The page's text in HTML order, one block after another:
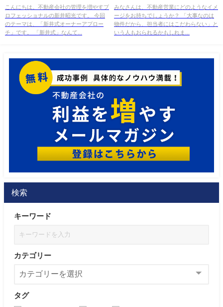
こんにちは。不動産会社の管理を増やすプ
ロフェッショナルの新井昭光です。 今回
のテーマは、「新井式オーナーアプロー
チ」です。 「新井式」なんて...
みなさんは、不動産営業にどのようなイメ
ージをお持ちでしょうか？ 「大事なのは
物件だから、担当者にはこだわらない」と
いう人もおられるかもしれま...
検索
キーワード
カテゴリー
タグ